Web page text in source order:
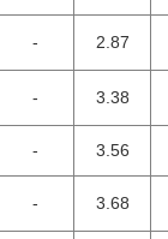
- 2.87
- 3.38
- 3.56
- 3.68